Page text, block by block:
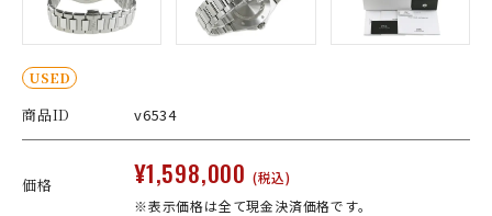
USED
商品ID v6534
価格 ¥1,598,000 (税込)
※表示価格は全て現金決済価格です。